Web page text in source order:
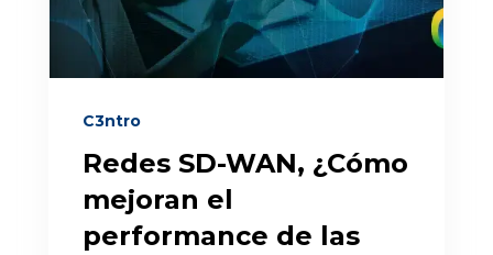
C3ntro
Redes SD-WAN, ¿Cómo
mejoran el
performance de las